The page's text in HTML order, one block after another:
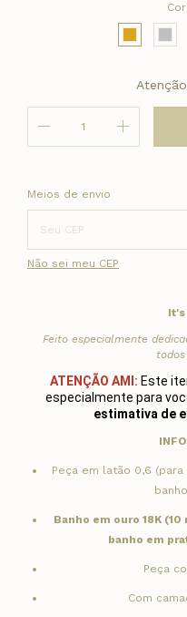
Cor:
Entregas para o CEP:
Meios de envio
Não sei meu CEP
It's
Feito especialmente
ATENÇÃO AMI: Este
especialmente para
estimativa de
Peça em latão 0,6
Banho em ouro 18K
banho em
Peça
Com